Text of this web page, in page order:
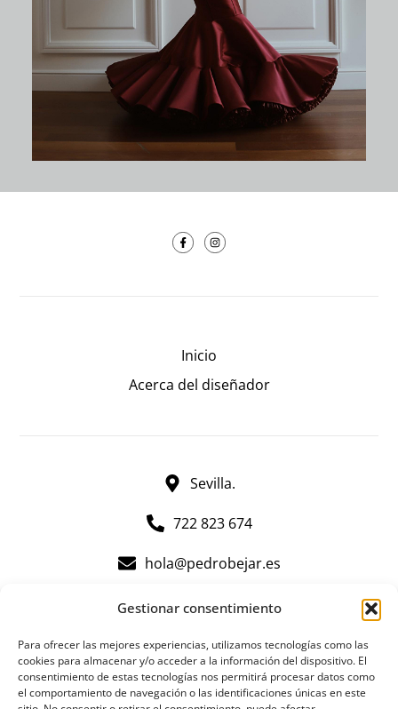
Gestionar consentimiento
Para ofrecer las mejores experiencias, utilizamos tecnologías como las
cookies para almacenar y/o acceder a la información del dispositivo. El
consentimiento de estas tecnologías nos permitirá procesar datos como
el comportamiento de navegación o las identificaciones únicas en este
Inicio
Acerca del diseñador
Sevilla.
722 823 674
hola@pedrobejar.es
Aviso legal
Política de privacidad